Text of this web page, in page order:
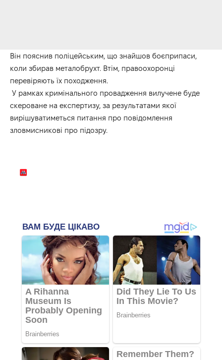
Він пояснив поліцейським, що знайшов боєприпаси,
коли збирав металобрухт. Втім, правоохоронці
перевіряють їх походження.
У рамках кримінального провадження вилучене буде
скероване на експертизу, за результатами якої
вирішуватиметься питання про повідомлення
зловмисникові про підозру.